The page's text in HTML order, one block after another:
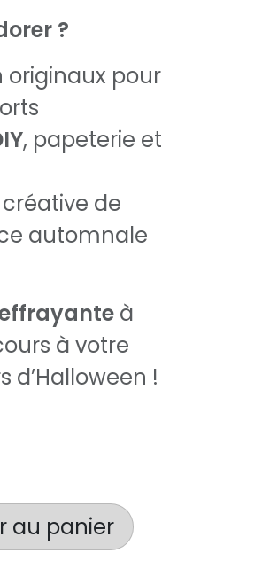
?
originaux pour
, papeterie et
de
automnale
à
à votre
d’Halloween !
au panier